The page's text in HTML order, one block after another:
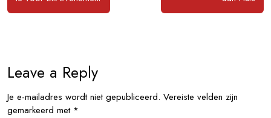
Leave a Reply
Je e-mailadres wordt niet gepubliceerd. Vereiste velden zijn
gemarkeerd met *